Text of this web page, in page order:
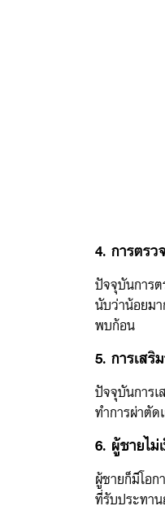
4. การตรว
ปัจจุบันการ
นับว่าน้อยมา
พบก้อน
5. การเสริ
ปัจจุบันการเ
ทำการผ่าตัด
6. ผู้ชายไม่
ผู้ชายก็มีโอ
ที่รับประทา